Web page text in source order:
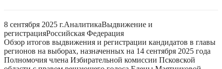
8 сентября 2025 г.АналитикаВыдвижение и
регистрацияРоссийская Федерация
Обзор итогов выдвижения и регистрации кандидатов в главы
регионов на выборах, назначенных на 14 сентября 2025 года
Полномочия члена Избирательной комиссии Псковской